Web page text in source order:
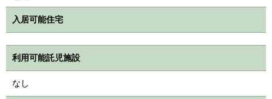
入居可能住宅
利用可能託児施設
なし